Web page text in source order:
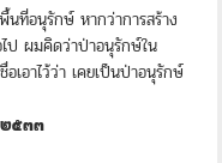
นที่อนุรักษ์ หากว่าการสร้าง
ไป ผมคิดว่าป่าอนุรักษ์ใน
เอาไว้ว่า เคยเป็นป่าอนุรักษ์
๒๕๓๓